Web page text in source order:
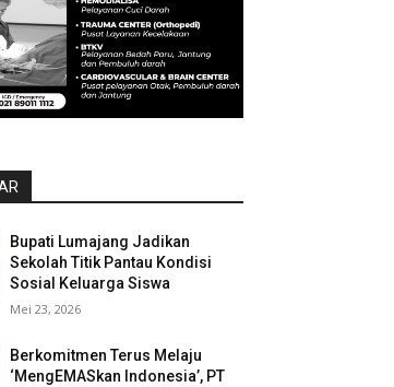
Bupati Lumajang Jadikan
Sekolah Titik Pantau Kondisi
Sosial Keluarga Siswa
Mei 23, 2026
Berkomitmen Terus Melaju
‘MengEMASkan Indonesia’, PT